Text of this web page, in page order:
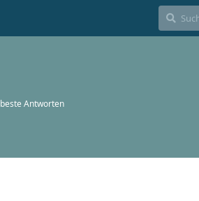
beste Antworten